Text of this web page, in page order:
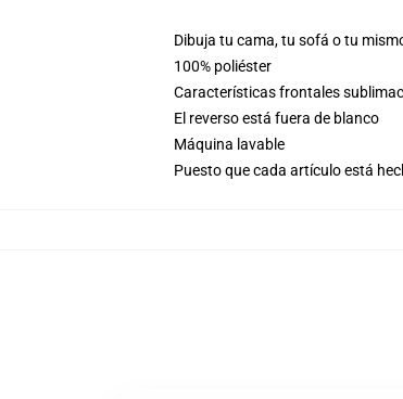
Dibuja tu cama, tu sofá o tu
100% poliéster
Características frontales
El reverso está fuera de blanco
Máquina lavable
Puesto que cada artículo está